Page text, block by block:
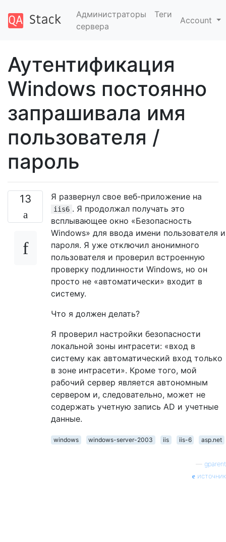
Администраторы
сервера
Теги
Account
Аутентификация
Windows постоянно
запрашивала имя
пользователя /
пароль
13 Я развернул свое веб-приложение на
iis6 . Я продолжал получать это
всплывающее окно «Безопасность
Windows» для ввода имени пользователя и
пароля. Я уже отключил анонимного
пользователя и проверил встроенную
проверку подлинности Windows, но он
просто не «автоматически» входит в
систему.
Что я должен делать?
Я проверил настройки безопасности
локальной зоны интрасети: «вход в
систему как автоматический вход только
в зоне интрасети». Кроме того, мой
рабочий сервер является автономным
сервером и, следовательно, может не
содержать учетную запись AD и учетные
данные.
windows windows-server-2003 iis iis-6 asp.net
gparent
источник